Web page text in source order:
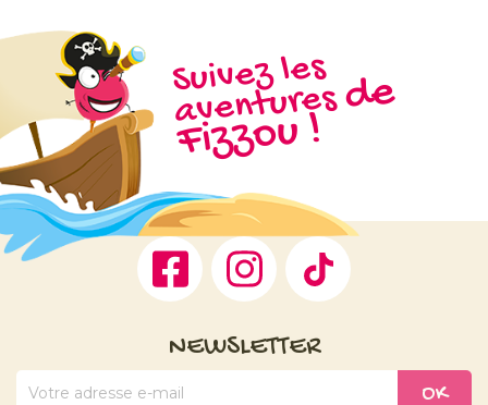
Facebook Instagram
Suivez les
aventuresd
e
Fizz
ou !
NEWSLETTER